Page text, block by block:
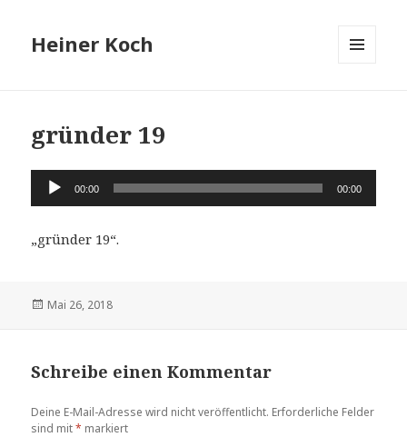
Heiner Koch
gründer 19
Audio-
Player
00:00 00:00
„gründer 19“.
Veröffentlicht
Mai 26, 2018
Schreibe einen Kommentar
Deine E-Mail-Adresse wird nicht veröffentlicht. Erforderliche Felder
sind mit* markiert